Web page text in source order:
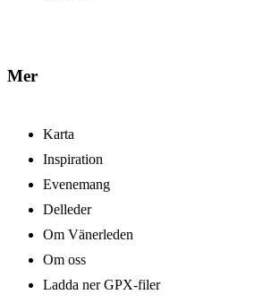
Mer
Karta
Inspiration
Evenemang
Delleder
Om Vänerleden
Om oss
Ladda ner GPX-filer